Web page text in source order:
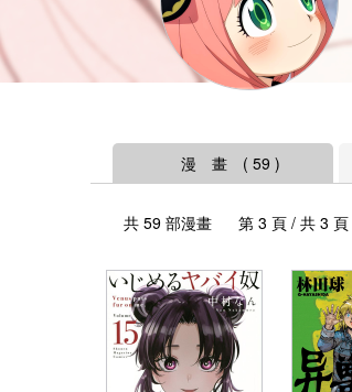
漫 畫 ( 59 )
共 59 部漫畫 第 3 頁 / 共 3 頁